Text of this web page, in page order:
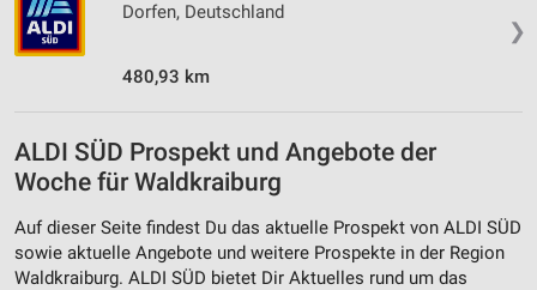
❯
Dorfen, Deutschland
480,93 km
ALDI SÜD Prospekt und Angebote der
Woche für Waldkraiburg
Auf dieser Seite findest Du das aktuelle Prospekt von ALDI SÜD
sowie aktuelle Angebote und weitere Prospekte in der Region
Waldkraiburg. ALDI SÜD bietet Dir Aktuelles rund um das